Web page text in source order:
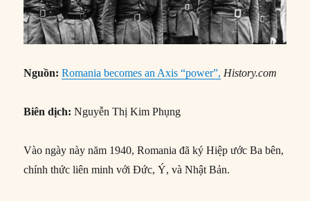
Nguồn:Romania becomes an Axis “power”, History.com
Biên dịch: Nguyễn Thị Kim Phụng
Vào ngày này năm 1940, Romania đã ký Hiệp ước Ba bên,
chính thức liên minh với Đức, Ý, và Nhật Bản.